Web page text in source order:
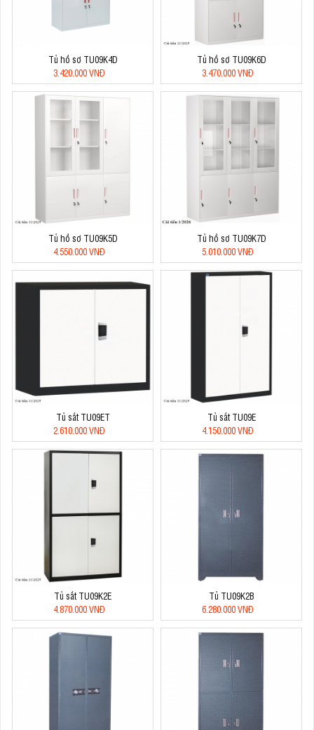
Tủ hồ sơ TU09K4D
3.420.000 VNĐ
Tủ hồ sơ TU09K6D
3.470.000 VNĐ
Tủ hồ sơ TU09K5D
4.550.000 VNĐ
Tủ hồ sơ TU09K7D
5.010.000 VNĐ
Tủ sắt TU09ET
2.610.000 VNĐ
Tủ sắt TU09E
4.150.000 VNĐ
Tủ sắt TU09K2E
4.870.000 VNĐ
Tủ TU09K2B
6.280.000 VNĐ